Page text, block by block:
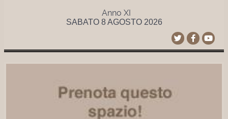
Anno XI
SABATO 8 AGOSTO 2026